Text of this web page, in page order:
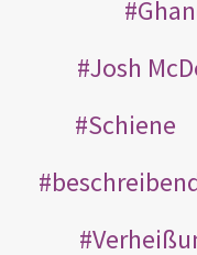
Josh
Schiene